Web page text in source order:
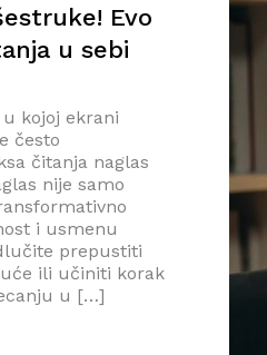
Evo
u sebi
kojoj ekrani
često
čitanja naglas
nije samo
i usmenu
prepustiti
ili učiniti korak
u […]